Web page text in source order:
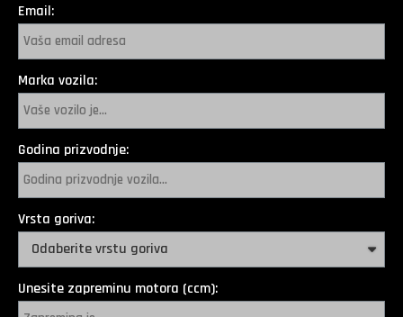
Email:
Marka vozila:
Godina prizvodnje:
Vrsta goriva:
Unesite zapreminu motora (ccm):